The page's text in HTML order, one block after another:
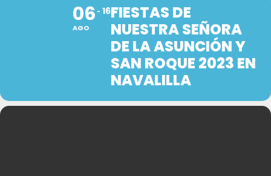
06
AGO
16FIESTAS DE
NUESTRA SEÑORA
DE LA ASUNCIÓN Y
SAN ROQUE 2023 EN
NAVALILLA